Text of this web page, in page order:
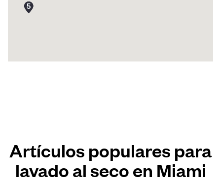
Artículos populares para
lavado al seco en Miami